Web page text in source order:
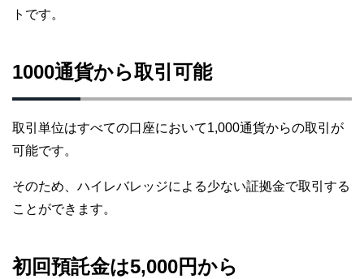
トです。
1000通貨から取引可能
取引単位はすべての口座において1,000通貨からの取引が
可能です。
そのため、ハイレバレッジによる少ない証拠金で取引する
ことができます。
初回預託金は5,000円から